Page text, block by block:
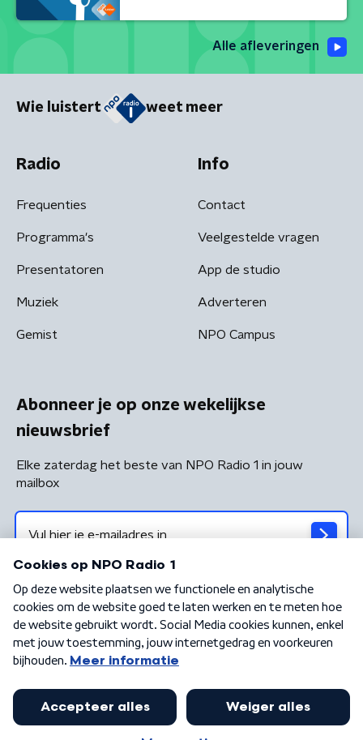
Alle afleveringen
Wie luistert weet meer
Radio
Frequenties
Programma's
Presentatoren
Muziek
Gemist
Info
Contact
Veelgestelde vragen
App de studio
Adverteren
NPO Campus
Abonneer je op onze wekelijkse
nieuwsbrief
Elke zaterdag het beste van NPO Radio 1 in jouw
mailbox
Algemene voorwaarden